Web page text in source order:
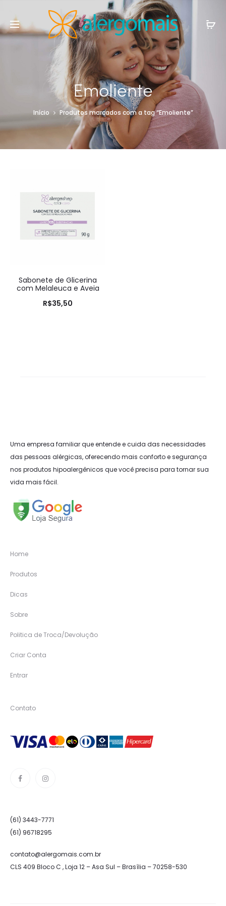
Emoliente
Início Produtos marcados com a tag “Emoliente”
Sabonete de Glicerina
com Melaleuca e Aveia
R$35,50
Uma empresa familiar que entende e cuida das necessidades
das pessoas alérgicas, oferecendo mais conforto e segurança
nos produtos hipoalergênicos que você precisa para tornar sua
vida mais fácil.
Home
Produtos
Dicas
Sobre
Politica de Troca/Devolução
Criar Conta
Entrar
Contato
(61) 3443-7771
(61) 96718295
contato@alergomais.com.br
CLS 409 Bloco C , Loja 12 – Asa Sul – Brasília – 70258-530